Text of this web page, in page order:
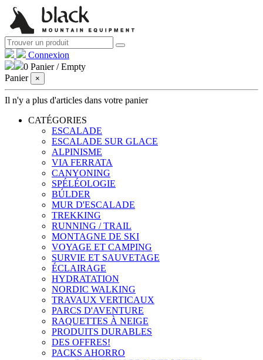
Connexion
0 Panier /Empty
Panier
×
Il n'y a plus d'articles dans votre panier
CATÉGORIES
ESCALADE
ESCALADE SUR GLACE
ALPINISME
VIA FERRATA
CANYONING
SPÉLÉOLOGIE
BÚLDER
MUR D'ESCALADE
TREKKING
RUNNING / TRAIL
MONTAGNE DE SKI
VOYAGE ET CAMPING
SURVIE ET ​​SAUVETAGE
ÉCLAIRAGE
HYDRATATION
NORDIC WALKING
TRAVAUX VERTICAUX
PARCS D'AVENTURE
RAQUETTES À NEIGE
PRODUITS DURABLES
DES OFFRES!
PACKS AHORRO